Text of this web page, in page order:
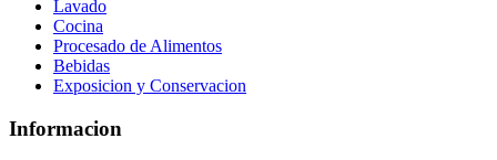
Lavado
Cocina
Procesado de Alimentos
Bebidas
Exposicion y Conservacion
Informacion